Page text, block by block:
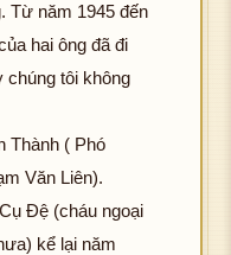
Từ năm 1945 đến
hai ông đã đi
chúng tôi không
Thành ( Phó
Văn Liên).
Đệ (cháu ngoại
kể lại năm